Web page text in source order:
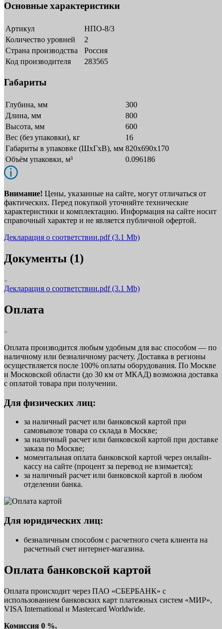
Основные характеристики
Артикул
НПО-8/3
Количество уровней
2
Страна производства
Россия
Код производителя
283565
Габариты
Глубина, мм
300
Длина, мм
800
Высота, мм
600
Вес (без упаковки), кг
16
Габариты в упаковке (ШxГxВ), мм 820х690х170
Объём упаковки, м³
0.096186
Внимание! Цены, указанные на сайте, могут отличаться от
фактических. Перед покупкой уточняйте технические
характеристики и комплектацию. Информация на сайте носит
справочный характер и не является публичной офертой.
Декларация о соответствии.pdf(3.1 Mb)
Документы (1)
Декларация о соответствии.pdf(3.1 Mb)
Оплата
Оплата производится любым удобным для вас способом — по
наличному или безналичному расчету. Доставка в регионы
осуществляется после 100% оплаты оборудования. По Москве
и Московской области (до 30 км от МКАД) возможна доставка
с оплатой товара при получении.
Для физических лиц:
за наличный расчет или банковской картой при
самовывозе товара со склада в Москве;
за наличный расчет или банковской картой при доставке
заказа по Москве;
моментальная оплата банковской картой через онлайн-
кассу на сайте (процент за перевод не взимается);
за наличный расчет или банковской картой в любом
отделении банка.
Для юридических лиц:
безналичным способом с расчетного счета клиента на
расчетный счет интернет-магазина.
Оплата банковской картой
Оплата происходит через ПАО «СБЕРБАНК» с
использованием банковских карт платежных систем «МИР»,
VISA International и Mastercard Worldwide.
Комиссия 0 %.